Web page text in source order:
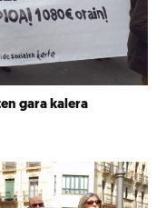
gara kalera